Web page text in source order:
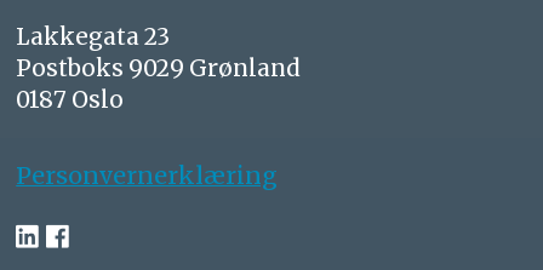
Lakkegata 23
Postboks 9029 Grønland
0187 Oslo
Personvernerklæring